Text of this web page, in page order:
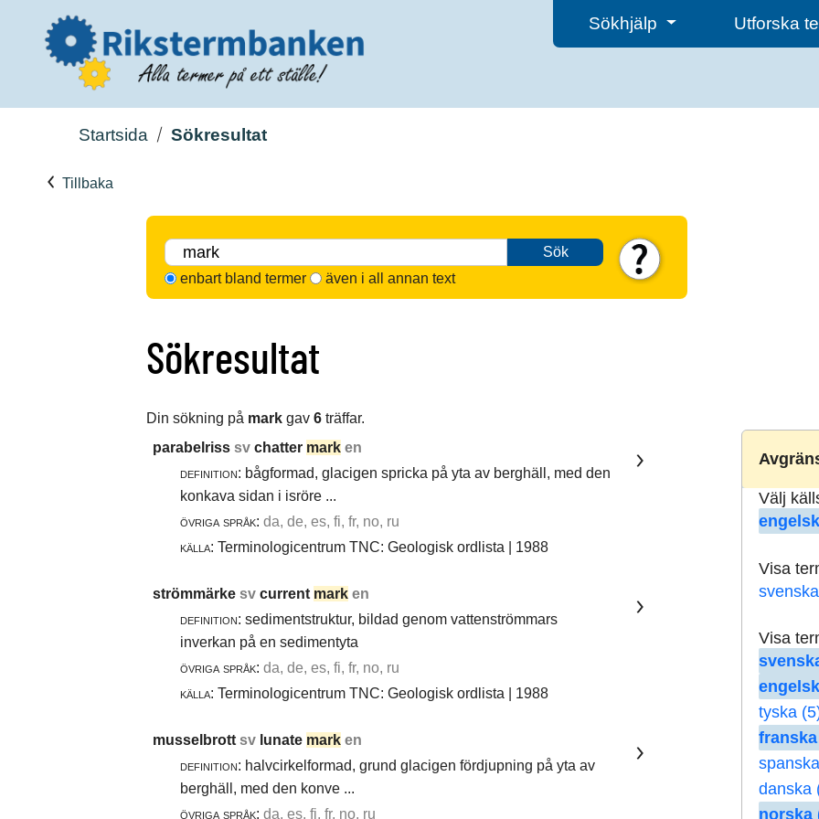
Sökhjälp Utforska
Startsida Sökresultat
Tillbaka
Sök
enbart bland termer
även i all annan text
Sökresultat
Din sökning på mark gav 6 träffar.
Välj
Visa
Visa
tyska
franska
danska
norska
parabelriss sv chatter mark en
definition: bågformad, glacigen spricka på yta av berghäll, med den
konkava sidan i isröre ...
övriga språk: da, de, es, fi, fr, no, ru
källa: Terminologicentrum TNC: Geologisk ordlista | 1988
strömmärke sv current mark en
definition: sedimentstruktur, bildad genom vattenströmmars
inverkan på en sedimentyta
övriga språk: da, de, es, fi, fr, no, ru
källa: Terminologicentrum TNC: Geologisk ordlista | 1988
musselbrott sv lunate mark en
definition: halvcirkelformad, grund glacigen fördjupning på yta av
berghäll, med den konve ...
övriga språk: da, es, fi, fr, no, ru